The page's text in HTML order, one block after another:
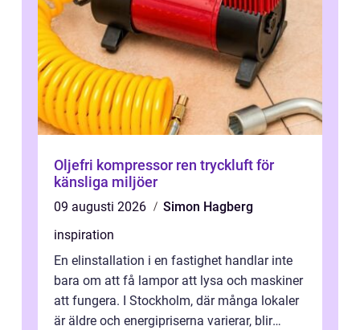
Oljefri kompressor ren tryckluft för
känsliga miljöer
09 augusti 2026
Simon Hagberg
inspiration
En elinstallation i en fastighet handlar inte
bara om att få lampor att lysa och maskiner
att fungera. I Stockholm, där många lokaler
är äldre och energipriserna varierar, blir